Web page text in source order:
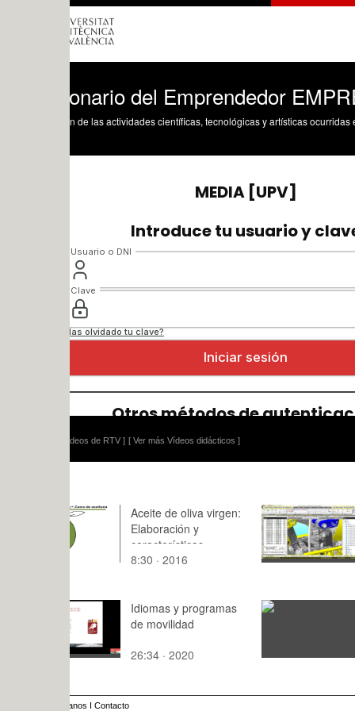
del Emprendedor EMPRESA
de las actividades científicas, tecnológicas y artísticas ocurridas en los tres
[ Ver más Vídeos didácticos ]
Aceite de oliva virgen:
Elaboración y
características
Lego
con
2 ¿ 3 de 5
11:53 ·
Idiomas y programas
de movilidad
26:34 · 2020
: · 2015